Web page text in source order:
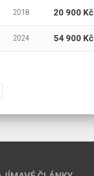
2018 20 900 Kč
2024 54 900 Kč